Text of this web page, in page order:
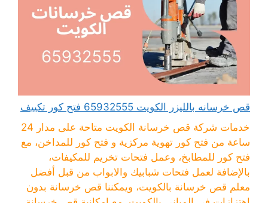
قص خرسانه بالليزر الكويت 65932555 فتح كور تكييف
خدمات شركة قص خرسانة الكويت متاحة على مدار 24
ساعة من فتح كور تهوية مركزية و فتح كور للمداخن، مع
فتح كور للمطابخ، وعمل فتحات تخريم للمكيفات،
بالإضافة لعمل فتحات شبابيك والابواب من قبل أفضل
معلم قص خرسانة بالكويت، ويمكننا قص خرسانة بدون